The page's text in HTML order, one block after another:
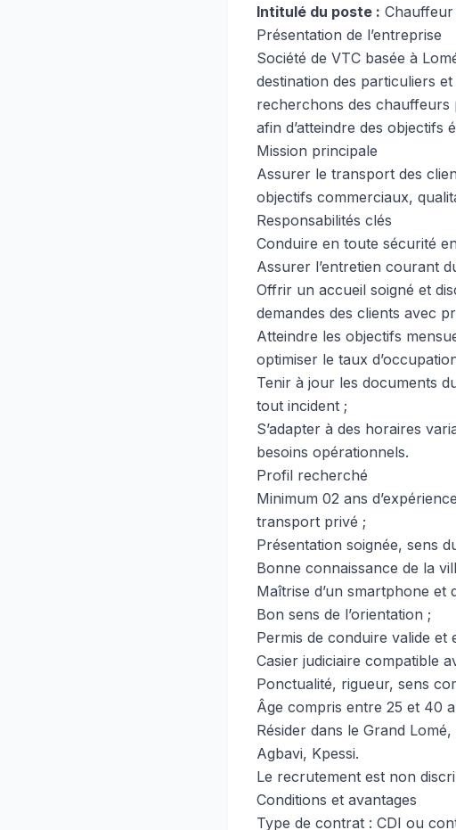
Intitulé du poste : Chauffeur
Présentation de l’entreprise
Société de VTC basée à
destination des particuliers
recherchons des chauffeurs
afin d’atteindre des objectifs
Mission principale
Assurer le transport des
objectifs commerciaux,
Responsabilités clés
Conduire en toute sécurité
Assurer l’entretien courant
Offrir un accueil soigné et
demandes des clients avec
Atteindre les objectifs
optimiser le taux
Tenir à jour les documents
tout incident ;
S’adapter à des horaires
besoins opérationnels.
Profil recherché
Minimum 02 ans
transport privé ;
Présentation soignée, sens
Bonne connaissance de la
Maîtrise d’un smartphone et
Bon sens de l’orientation ;
Permis de conduire valide et
Casier judiciaire compatible
Ponctualité, rigueur, sens
Âge compris entre 25 et 40
Résider dans le Grand
Agbavi, Kpessi.
Le recrutement est non
Conditions et avantages
Type de contrat : CDI ou